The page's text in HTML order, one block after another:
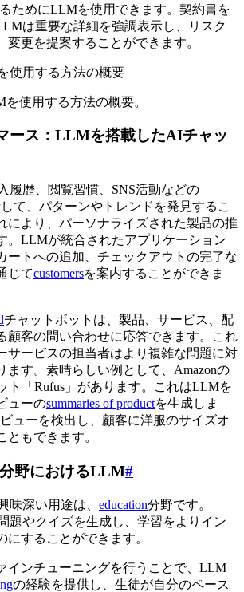
ためにLLMを使用できます。契約書を
は重要な詳細を強調表示し、リスク
変更を提案することができます。
使用する方法の概要。
ース：LLMを搭載したAIチャッ
履歴、閲覧習慣、SNS活動などの
て、パターンやトレンドを発見するこ
により、パーソナライズされた製品の推
。LLMが統合されたアプリケーション
ートへの追加、チェックアウトの完了な
じてcustomersを案内することができま
チャットボットは、製品、サービス、配
顧客の問い合わせに応答できます。これ
サービスの担当者はより複雑な問題に対
ます。素晴らしい例として、Amazonの
ト「Rufus」があります。これはLLMを
ューのsummaries of productを生成しま
ューを検出し、顧客に洋服のサイズオ
ともできます。
野におけるLLM#
味深い用途は、 education分野です。
題やクイズを生成し、学習をよりイン
にすることができます。
インチューニングを行うことで、LLM
の経験を提供し、生徒が自分のペース